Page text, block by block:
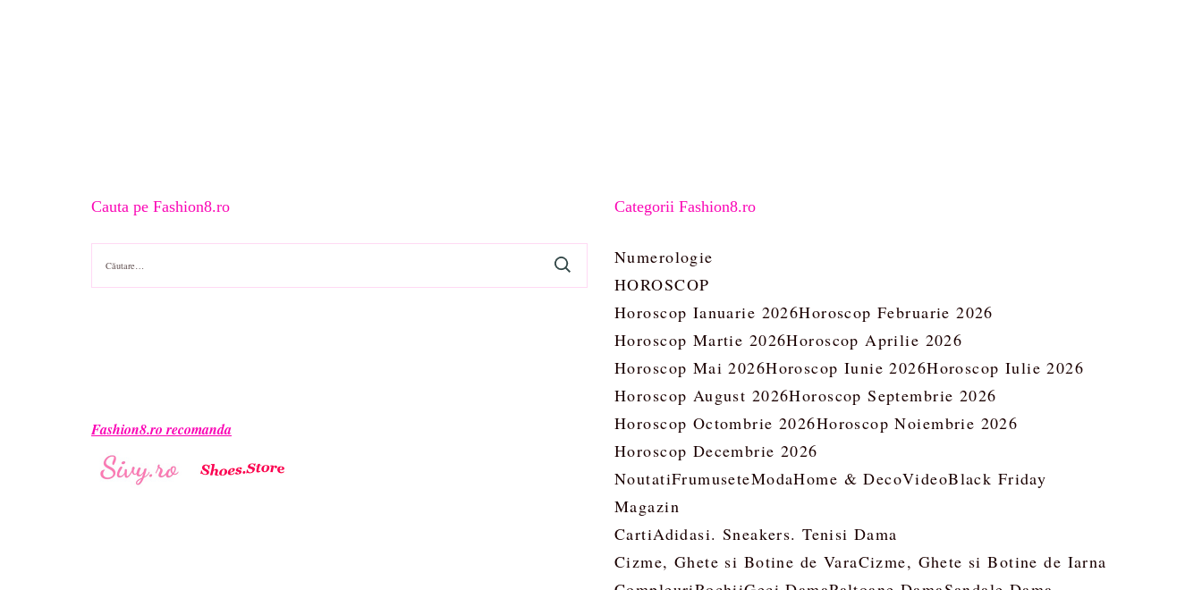
Cauta pe Fashion8.ro
Caută
după:
Fashion8.ro recomanda
Categorii Fashion8.ro
Numerologie
HOROSCOP
Horoscop Ianuarie 2026Horoscop Februarie 2026
Horoscop Martie 2026Horoscop Aprilie 2026
Horoscop Mai 2026Horoscop Iunie 2026Horoscop Iulie 2026
Horoscop August 2026Horoscop Septembrie 2026
Horoscop Octombrie 2026Horoscop Noiembrie 2026
Horoscop Decembrie 2026
NoutatiFrumuseteModaHome & DecoVideoBlack Friday
Magazin
CartiAdidasi. Sneakers. Tenisi Dama
Cizme, Ghete si Botine de VaraCizme, Ghete si Botine de Iarna